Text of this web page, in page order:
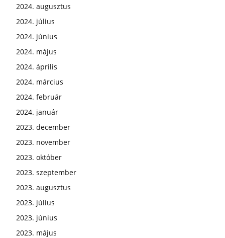
2024. augusztus
2024. július
2024. június
2024. május
2024. április
2024. március
2024. február
2024. január
2023. december
2023. november
2023. október
2023. szeptember
2023. augusztus
2023. július
2023. június
2023. május